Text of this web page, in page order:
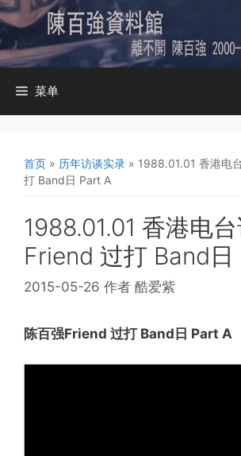
跳
至
内
容
菜单
首页 » 历年访谈实录 » 1988.01.01 香港电
打 Band日 Part A
1988.01.01 香港电
Friend 过打 Band
2015-05-26 作者 酷爱紫
陈百强Friend 过打 Band日 Part A